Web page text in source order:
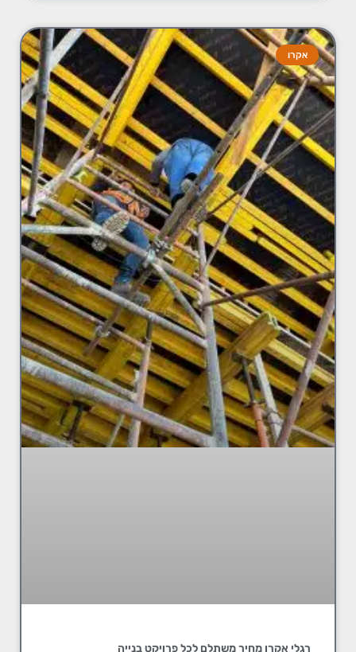
אקרו
רגלי אקרו מחיר משתלם לכל פרויקט בנייה